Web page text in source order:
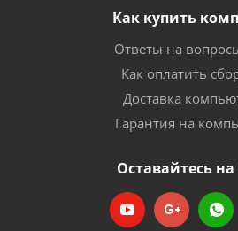
Как купить
Ответы на
Как оплатить
Доставка
Гарантия на
Оставайтесь на